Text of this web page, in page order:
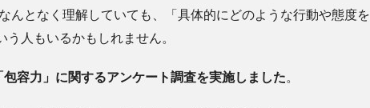
んとなく理解していても、「具体的にどのような行動や態度を
人もいるかもしれません。
容力」に関するアンケート調査を実施しました。